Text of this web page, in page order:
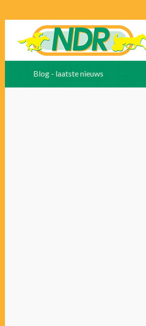
Blog - laatste nieuws